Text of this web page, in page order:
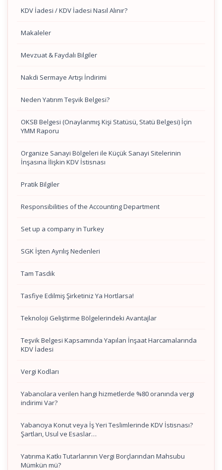
KDV İadesi / KDV İadesi Nasıl Alınır?
Makaleler
Mevzuat & Faydalı Bilgiler
Nakdi Sermaye Artışı İndirimi
Neden Yatırım Teşvik Belgesi?
OKSB Belgesi (Onaylanmış Kişi Statüsü, Statü Belgesi) İçin
YMM Raporu
Organize Sanayi Bölgeleri ile Küçük Sanayi Sitelerinin
İnşasına İlişkin KDV İstisnası
Pratik Bilgiler
Responsibilities of the Accounting Department
Set up a company in Turkey
SGK İşten Ayrılış Nedenleri
Tam Tasdik
Tasfiye Edilmiş Şirketiniz Ya Hortlarsa!
Teknoloji Geliştirme Bölgelerindeki Avantajlar
Teşvik Belgesi Kapsamında Yapılan İnşaat Harcamalarında
KDV İadesi
Vergi Kodları
Yabancılara verilen hangi hizmetlerde %80 oranında vergi
indirimi Var?
Yabancıya Konut veya İş Yeri Teslimlerinde KDV İstisnası?
Şartları, Usul ve Esaslar…
Yatırıma Katkı Tutarlarının Vergi Borçlarından Mahsubu
Mümkün mü?